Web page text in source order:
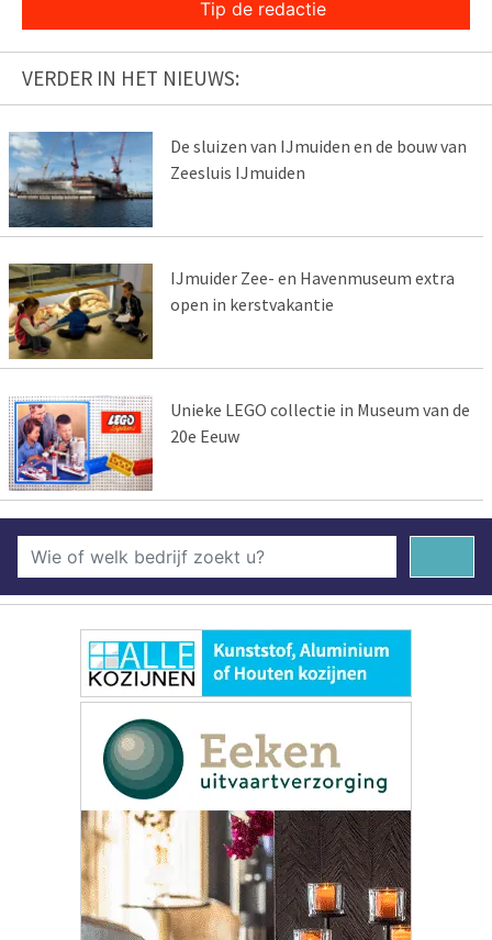
Tip de redactie
VERDER IN HET NIEUWS:
De sluizen van IJmuiden en de bouw van
Zeesluis IJmuiden
IJmuider Zee- en Havenmuseum extra
open in kerstvakantie
Unieke LEGO collectie in Museum van de
20e Eeuw